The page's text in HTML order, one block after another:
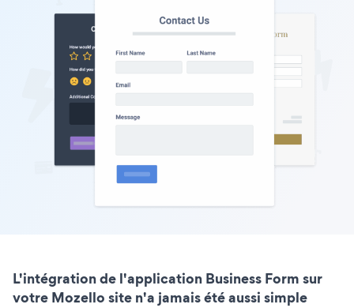
L'intégration de l'application Business Form sur
votre Mozello site n'a jamais été aussi simple